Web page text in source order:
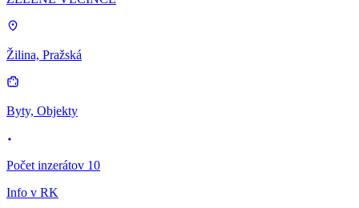
Žilina, Pražská
Byty, Objekty
Počet inzerátov 10
Info v RK